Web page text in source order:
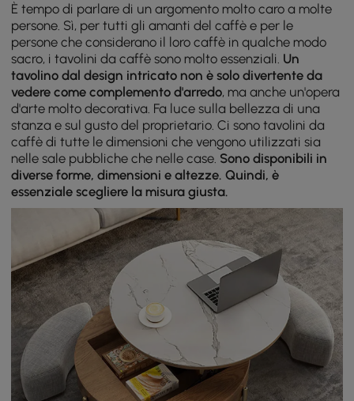
È tempo di parlare di un argomento molto caro a molte
persone. Sì, per tutti gli amanti del caffè e per le
persone che considerano il loro caffè in qualche modo
sacro, i tavolini da caffè sono molto essenziali. Un
tavolino dal design intricato non è solo divertente da
vedere come complemento d'arredo, ma anche un'opera
d'arte molto decorativa. Fa luce sulla bellezza di una
stanza e sul gusto del proprietario. Ci sono tavolini da
caffè di tutte le dimensioni che vengono utilizzati sia
nelle sale pubbliche che nelle case. Sono disponibili in
diverse forme, dimensioni e altezze. Quindi, è
essenziale scegliere la misura giusta.